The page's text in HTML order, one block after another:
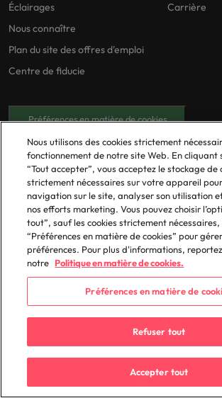
Éclairages
Nous connaître
Plan du site des offres d'emploi
Centre de fiducie
Carrière
Préférences en matière de cookies
Nos bureaux
Afrique
Allemagne
Australie
Belgique
Canada
Chile
Corée du Sud
Émirats Arabes Unis
Etats-Unis
Irlande
Italie
Japon
Malaisie
Mexique
Nouvelle-
Philippines
Singapour
Nous utilisons des cookies strictement
fonctionnement de notre site Web. En cliquant
“Tout accepter”, vous acceptez le stockage de
strictement nécessaires sur votre appareil
navigation sur le site, analyser son utilisation
nos efforts marketing. Vous pouvez choisir
tout”, sauf les cookies strictement nécessaires,
“Préférences en matière de cookies” pour
préférences. Pour plus d'informations,
notre Politique en matière de cookies.
Préférences en matière de
Refuser tout
Accepter tout